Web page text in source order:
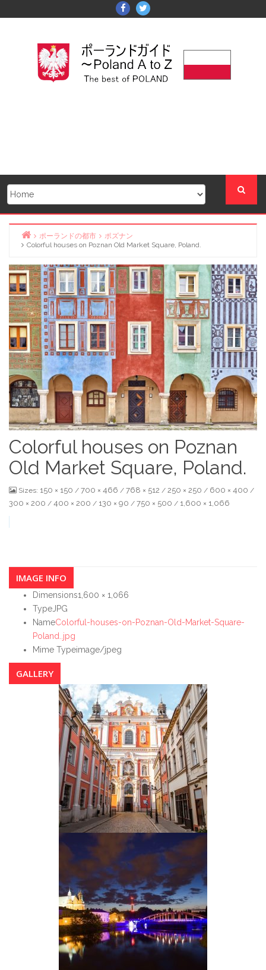
to
Facebook
Twitter
Home
ポーランドの都市
ポズナン
Colorful houses on Poznan Old Market Square, Poland.
Colorful houses on Poznan
Old Market Square, Poland.
Sizes: 150 × 150 / 700 × 466 / 768 × 512 / 250 × 250 / 600 × 400 /
300 × 200 / 400 × 200 / 130 × 90 / 750 × 500 / 1,600 × 1,066
IMAGE INFO
Dimensions1,600 × 1,066
Type JPG
NameColorful-houses-on-Poznan-Old-Market-Square-
Poland..jpg
Mime Typeimage/jpeg
GALLERY